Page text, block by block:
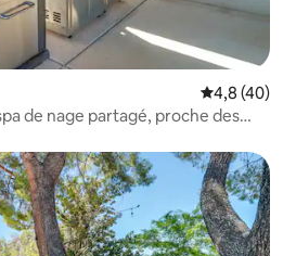
Évaluation
4,8 (40)
de nage partagé, proche des